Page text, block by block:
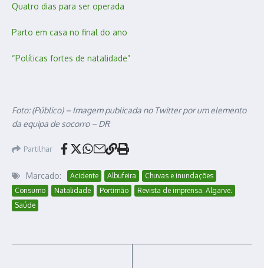
Quatro dias para ser operada
Parto em casa no final do ano
“Políticas fortes de natalidade”
Foto: (Público) – Imagem publicada no Twitter por um elemento
da equipa de socorro – DR
Partilhar
Marcado: Acidente Albufeira
Chuvas e inundações
Consumo
Natalidade Portimão
Revista de imprensa. Algarve.
Saúde